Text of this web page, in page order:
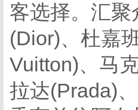
客选择。汇
(Dior)、杜嘉
Vuitton)、马
拉达(Prada)